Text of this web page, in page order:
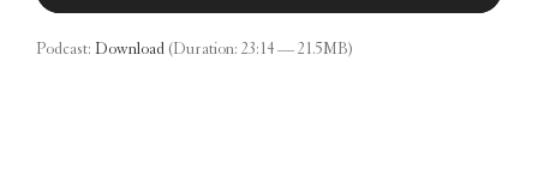
de
audio
Podcast: Download (Duration: 23:14 — 21.5MB)